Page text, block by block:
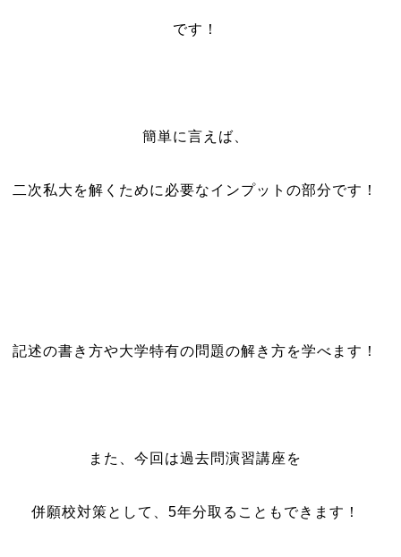
です！
簡単に言えば、
二次私大を解くために必要なインプットの部分です！
記述の書き方や大学特有の問題の解き方を学べます！
また、今回は過去問演習講座を
併願校対策として、5年分取ることもできます！